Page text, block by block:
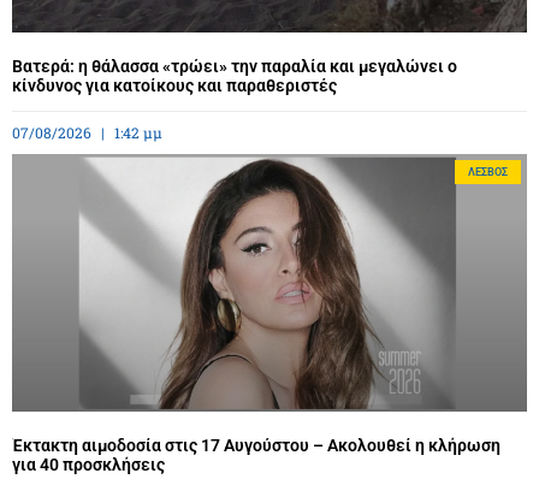
Βατερά: η θάλασσα «τρώει» την παραλία και μεγαλώνει ο
κίνδυνος για κατοίκους και παραθεριστές
07/08/2026 1:42 μμ
ΛΈΣΒΟΣ
Έκτακτη αιμοδοσία στις 17 Αυγούστου – Ακολουθεί η κλήρωση
για 40 προσκλήσεις